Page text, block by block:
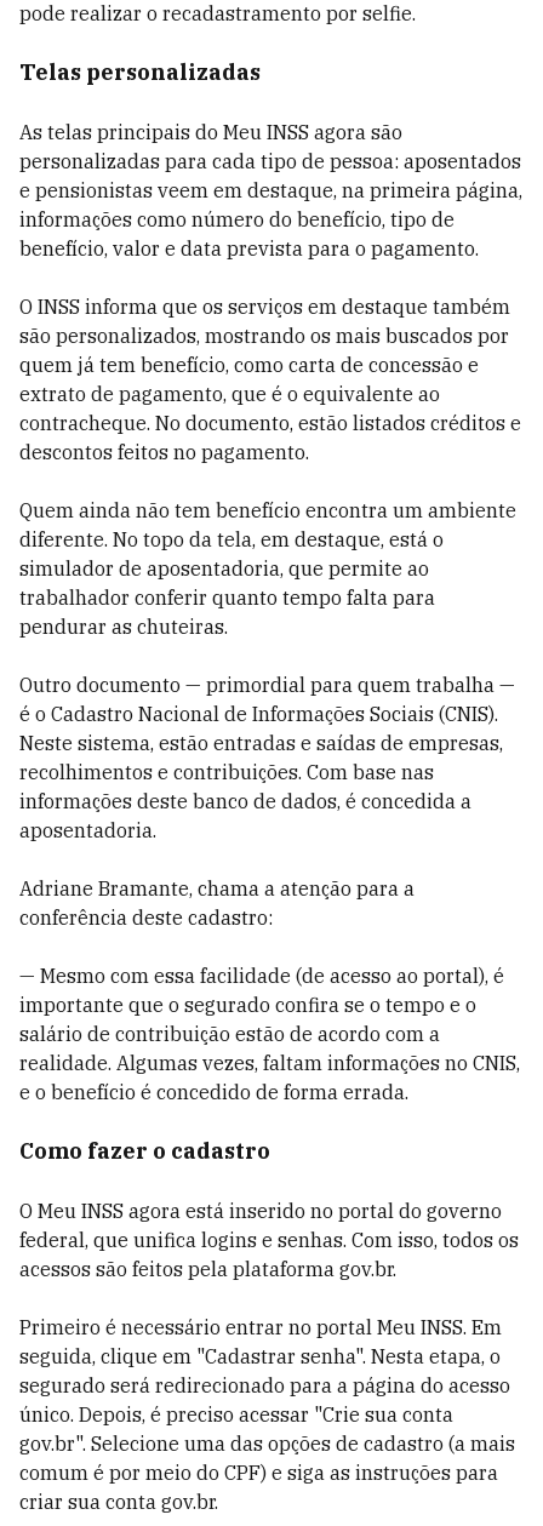
pode realizar o recadastramento por selfie.
Telas personalizadas
As telas principais do Meu INSS agora são
personalizadas para cada tipo de pessoa: aposentados
e pensionistas veem em destaque, na primeira página,
informações como número do benefício, tipo de
benefício, valor e data prevista para o pagamento.
O INSS informa que os serviços em destaque também
são personalizados, mostrando os mais buscados por
quem já tem benefício, como carta de concessão e
extrato de pagamento, que é o equivalente ao
contracheque. No documento, estão listados créditos e
descontos feitos no pagamento.
Quem ainda não tem benefício encontra um ambiente
diferente. No topo da tela, em destaque, está o
simulador de aposentadoria, que permite ao
trabalhador conferir quanto tempo falta para
pendurar as chuteiras.
Outro documento — primordial para quem trabalha —
é o Cadastro Nacional de Informações Sociais (CNIS).
Neste sistema, estão entradas e saídas de empresas,
recolhimentos e contribuições. Com base nas
informações deste banco de dados, é concedida a
aposentadoria.
Adriane Bramante, chama a atenção para a
conferência deste cadastro:
— Mesmo com essa facilidade (de acesso ao portal), é
importante que o segurado confira se o tempo e o
salário de contribuição estão de acordo com a
realidade. Algumas vezes, faltam informações no CNIS,
e o benefício é concedido de forma errada.
Como fazer o cadastro
O Meu INSS agora está inserido no portal do governo
federal, que unifica logins e senhas. Com isso, todos os
acessos são feitos pela plataforma gov.br.
Primeiro é necessário entrar no portal Meu INSS. Em
seguida, clique em "Cadastrar senha". Nesta etapa, o
segurado será redirecionado para a página do acesso
único. Depois, é preciso acessar "Crie sua conta
gov.br". Selecione uma das opções de cadastro (a mais
comum é por meio do CPF) e siga as instruções para
criar sua conta gov.br.